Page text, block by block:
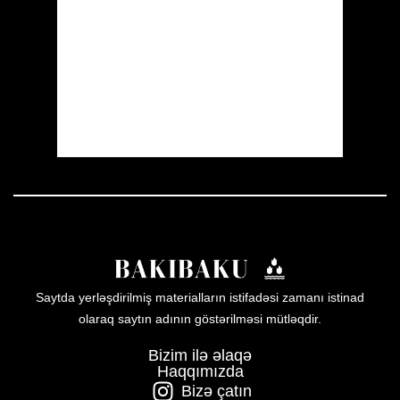
Saytda yerləşdirilmiş materialların istifadəsi zamanı istinad
olaraq saytın adının göstərilməsi mütləqdir.
Bizim ilə əlaqə
Haqqımızda
Bizə çatın